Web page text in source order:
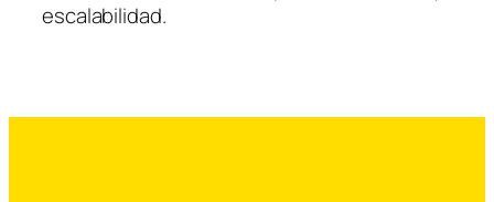
escalabilidad.